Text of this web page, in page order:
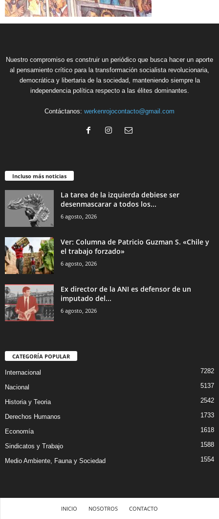
Nuestro compromiso es construir un periódico que busca hacer un aporte
al pensamiento crítico para la transformación socialista revolucionaria,
democrática y libertaria de la sociedad, manteniendo siempre la
independencia política respecto a las élites dominantes.
Contáctanos: werkenrojocontacto@gmail.com
Incluso más noticias
La tarea de la izquierda debiese ser
desenmascarar a todos los...
6 agosto, 2026
Ver: Columna de Patricio Guzman S. «Chile y
el trabajo forzado»
6 agosto, 2026
Ex director de la ANI es defensor de un
imputado del...
6 agosto, 2026
CATEGORÍA POPULAR
Internacional 7282
Nacional 5137
Historia y Teoria 2542
Derechos Humanos 1733
Economía 1618
Sindicatos y Trabajo 1588
Medio Ambiente, Fauna y Sociedad 1554
INICIO NOSOTROS CONTACTO